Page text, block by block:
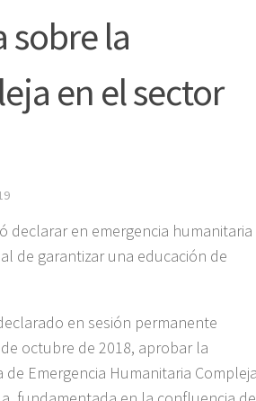
sobre la
en el sector
declarar en emergencia humanitaria
de garantizar una educación de
en sesión permanente
octubre de 2018, aprobar la
Emergencia Humanitaria Compleja